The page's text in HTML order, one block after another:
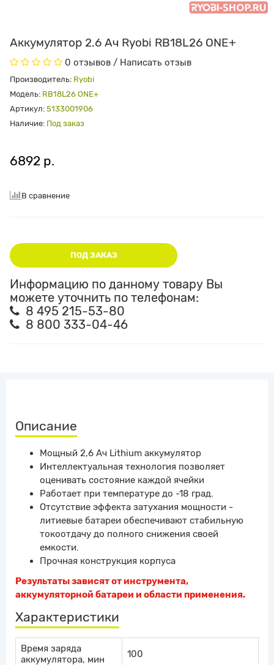
Аккумулятор 2.6 Ач Ryobi RB18L26 ONE+
0 отзывов / Написать отзыв
Производитель: Ryobi
Модель: RB18L26 ONE+
Артикул: 5133001906
Наличие: Под заказ
6892 р.
В сравнение
ПОД ЗАКАЗ
Информацию по данному товару Вы
можете уточнить по телефонам:
8 495 215-53-80
8 800 333-04-46
Описание
Мощный 2,6 Ач Lithium аккумулятор
Интеллектуальная технология позволяет
оценивать состояние каждой ячейки
Работает при температуре до -18 град.
Отсутствие эффекта затухания мощности -
литиевые батареи обеспечивают стабильную
токоотдачу до полного снижения своей
емкости.
Прочная конструкция корпуса
Результаты зависят от инструмента,
аккумуляторной батареи и области применения.
Характеристики
Время заряда
аккумулятора, мин
100